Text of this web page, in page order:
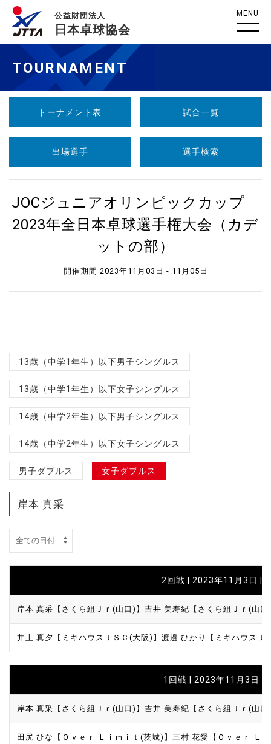
公益財団法人
日本卓球協会
MENU
TOURNAMENT
トーナメント表 試合一覧
出場選手 選手検索
JOCジュニアオリンピックカップ
2023年全日本卓球選手権大会（カデ
ットの部）
開催期間 2023年11月03日 - 11月05日
13歳（中学1年生）以下男子シングルス
13歳（中学1年生）以下女子シングルス
14歳（中学2年生）以下男子シングルス
14歳（中学2年生）以下女子シングルス
男子ダブルス 女子ダブルス
岸本 真采
2回戦 | 2023年11月3日 |
岸本 真采【さくら組Ｊｒ(山口)】 吉井 美寿紀【さくら組Ｊｒ(山口
井上 真夕【ミキハウスＪＳＣ(大阪)】 渡邉 ひかり【ミキハウスＪ
1回戦 | 2023年11月3日 |
岸本 真采【さくら組Ｊｒ(山口)】 吉井 美寿紀【さくら組Ｊｒ(山口
田尻 ひな【Ｏｖｅｒ Ｌｉｍｉｔ(茨城)】 三村 花愛【Ｏｖｅｒ Ｌ